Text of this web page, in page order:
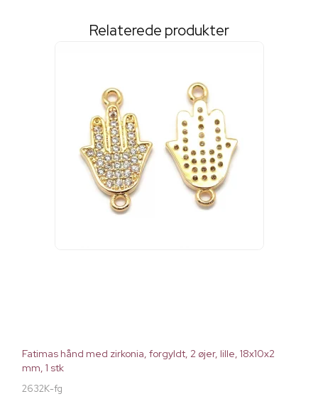
Relaterede produkter
Fatimas hånd med zirkonia, forgyldt, 2 øjer, lille, 18x10x2
mm, 1 stk
2632K-fg